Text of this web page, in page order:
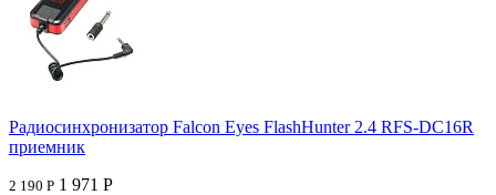
Радиосинхронизатор Falcon Eyes FlashHunter 2.4 RFS-DC16R
приемник
2 190 Р 1 971 Р